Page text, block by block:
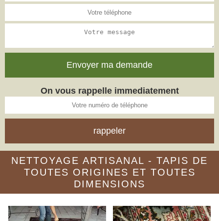
On vous rappelle immediatement
NETTOYAGE ARTISANAL - TAPIS DE
TOUTES ORIGINES ET TOUTES
DIMENSIONS